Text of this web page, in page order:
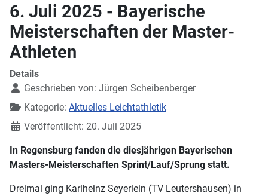
6. Juli 2025 - Bayerische
Meisterschaften der Master-
Athleten
Details
Geschrieben von: Jürgen Scheibenberger
Kategorie: Aktuelles Leichtathletik
Veröffentlicht: 20. Juli 2025
In Regensburg fanden die diesjährigen Bayerischen
Masters-Meisterschaften Sprint/Lauf/Sprung statt.
Dreimal ging Karlheinz Seyerlein (TV Leutershausen) in